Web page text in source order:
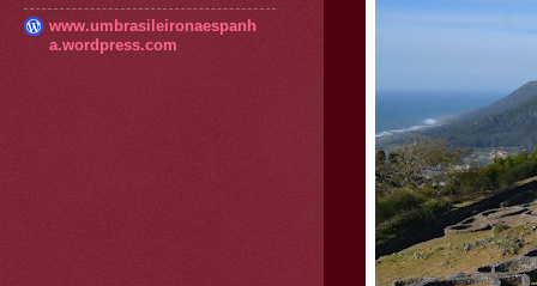
www.umbrasileironaespanh
a.wordpress.com